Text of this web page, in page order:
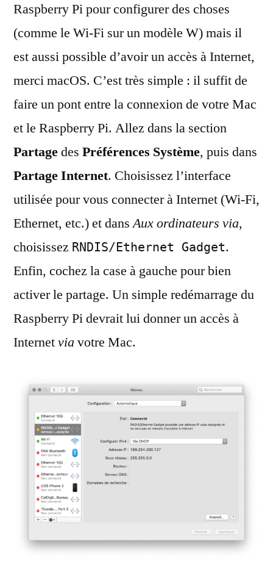
Raspberry Pi pour configurer des choses
(comme le Wi-Fi sur un modèle W) mais il
est aussi possible d’avoir un accès à Internet,
merci macOS. C’est très simple : il suffit de
faire un pont entre la connexion de votre Mac
et le Raspberry Pi. Allez dans la section
Partagedes Préférences Système, puis dans
Partage Internet. Choisissez l’interface
utilisée pour vous connecter à Internet (Wi-Fi,
Ethernet, etc.) et dansAux ordinateurs via,
choisissez RNDIS/Ethernet Gadget.
Enfin, cochez la case à gauche pour bien
activer le partage. Un simple redémarrage du
Raspberry Pi devrait lui donner un accès à
Internetvia votre Mac.